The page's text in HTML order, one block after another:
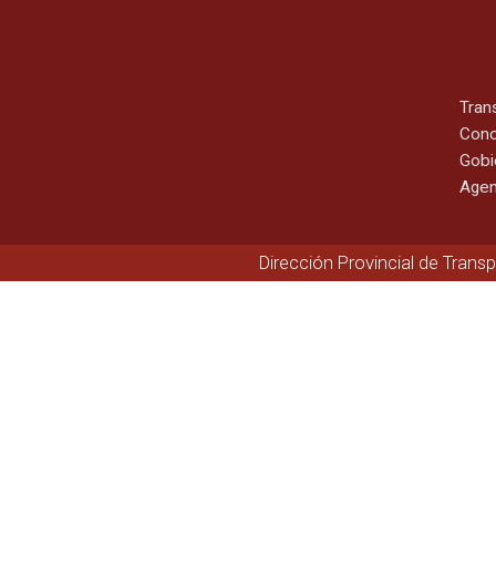
Dirección Provincial de